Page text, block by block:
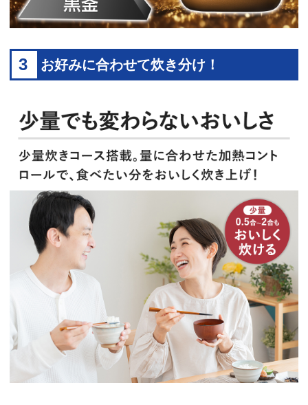
3 お好みに合わせて炊き分け！